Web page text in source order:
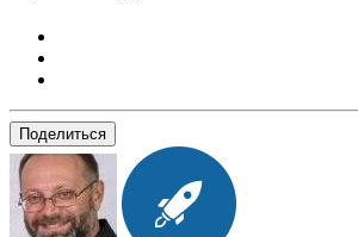
Поделиться